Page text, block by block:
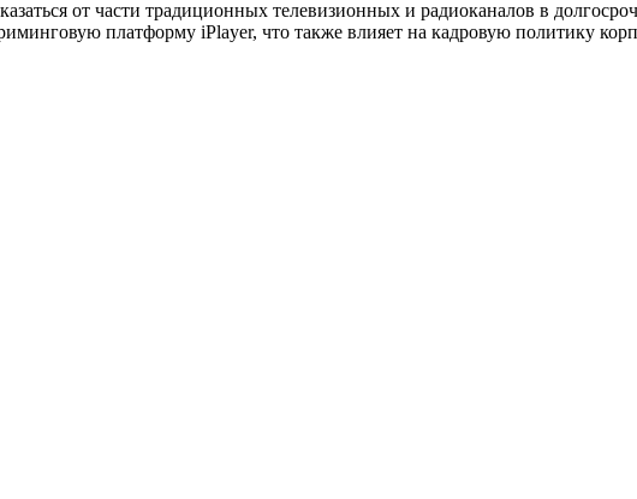
от части традиционных телевизионных и радиоканалов в
платформу iPlayer, что также влияет на кадровую политику